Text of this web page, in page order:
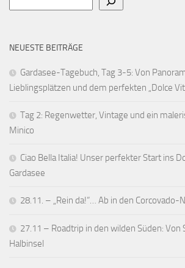
NEUESTE BEITRÄGE
Gardasee-Tagebuch, Tag 3-5: Von
Lieblingsplätzen und dem perfekten „Dolce
Tag 2: Regenwetter, Vintage und ein
Minico
Ciao Bella Italia! Unser perfekter Start ins
Gardasee
28.11. – „Rein da!“… Ab in den Corcovado-
27.11 – Roadtrip in den wilden Süden: Von
Halbinsel